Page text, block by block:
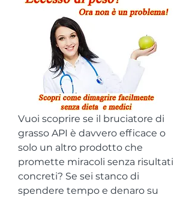
Vuoi scoprire se il bruciatore di
grasso API è davvero efficace o
solo un altro prodotto che
promette miracoli senza risultati
concreti? Se sei stanco di
spendere tempo e denaro su